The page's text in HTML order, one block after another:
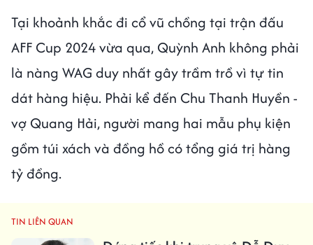
Tại khoảnh khắc đi cổ vũ chồng tại trận đấu
AFF Cup 2024 vừa qua, Quỳnh Anh không phải
là nàng WAG duy nhất gây trầm trồ vì tự tin
dát hàng hiệu. Phải kể đến Chu Thanh Huyền -
vợ Quang Hải, người mang hai mẫu phụ kiện
gồm túi xách và đồng hồ có tổng giá trị hàng
tỷ đồng.
TIN LIÊN QUAN